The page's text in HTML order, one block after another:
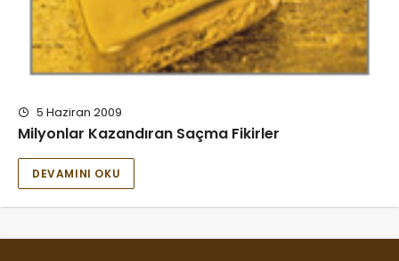
5 Haziran 2009
Milyonlar Kazandıran Saçma Fikirler
DEVAMINI OKU